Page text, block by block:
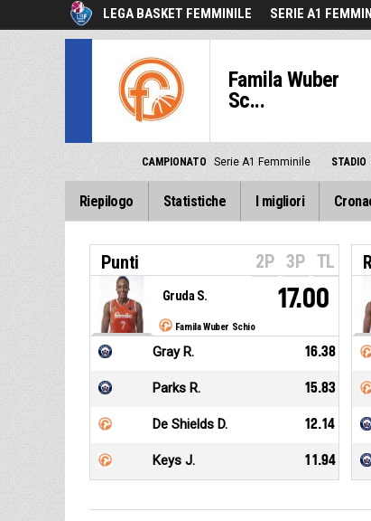
LEGA BASKET FEMMINILE SERIE A1
Famila Wuber
Sc...
CAMPIONATO Serie A1 Femminile STADIO
Riepilogo Statistiche I migliori
Punti 2P 3P TL
Famila Wuber Schio
Gruda S. 17.00
Gray R. 16.38
Parks R. 15.83
De Shields D. 12.14
Keys J. 11.94